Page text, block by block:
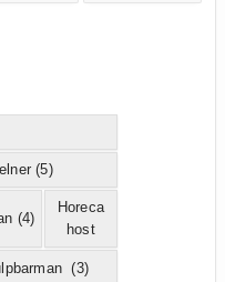
(5)
(4)
Horeca
host
(3)